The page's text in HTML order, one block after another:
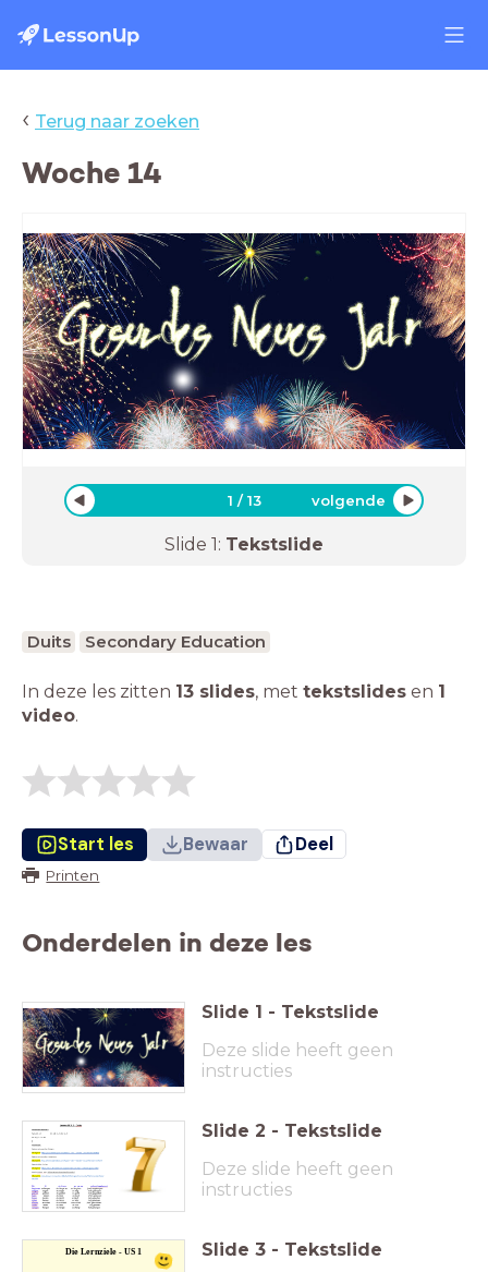
‹ Terug naar zoeken
Woche 14
1 /13 volgende
Slide 1: Tekstslide
Duits Secondary Education
In deze les zitten 13 slides, met tekstslides en 1
video.
Start les Bewaar Deel
Printen
Onderdelen in deze les
Slide 1 - Tekstslide
Deze slide heeft geen
instructies
Slide 2 - Tekstslide
Deze slide heeft geen
instructies
Die Lernziele - US 1 Slide 3 - Tekstslide